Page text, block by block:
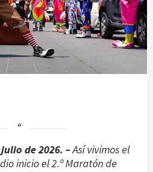
de 2026. –Así vivimos el
inicio el 2.º Maratón de